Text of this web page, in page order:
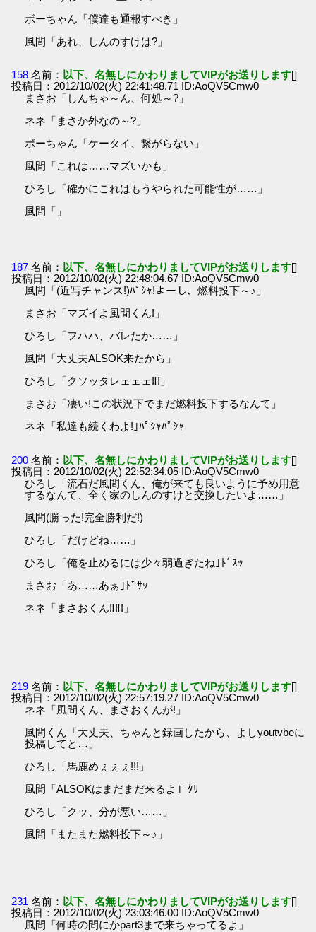
ボーちゃん「僕達も通報すべき」
風間「あれ、しんのすけは?」
158 名前： 以下、名無しにかわりましてVIPがお送りします[]
投稿日：2012/10/02(火) 22:41:48.71 ID:AoQV5Cmw0
まさお「しんちゃ～ん、何処～?」
ネネ「まさか外なの～?」
ボーちゃん「ケータイ、繋がらない」
風間「これは……マズいかも」
ひろし「確かにこれはもうやられた可能性が……」
風間「」
187 名前： 以下、名無しにかわりましてVIPがお送りします[]
投稿日：2012/10/02(火) 22:48:04.67 ID:AoQV5Cmw0
風間「(近写チャンス!)ﾊﾟｼｬ!よーし、燃料投下～♪」
まさお「マズイよ風間くん!」
ひろし「フハハ、バレたか……」
風間「大丈夫ALSOK来たから」
ひろし「クソッタレェェェ‼!」
まさお「凄い!この状況下でまだ燃料投下するなんて」
ネネ「私達も続くわよ!｣ﾊﾟｼｬﾊﾟｼｬ
200 名前： 以下、名無しにかわりましてVIPがお送りします[]
投稿日：2012/10/02(火) 22:52:34.05 ID:AoQV5Cmw0
ひろし「流石だ風間くん、俺が来ても良いように予め用意
するなんて、全く家のしんのすけと交換したいよ……」
風間(勝った!完全勝利だ!)
ひろし「だけどね……」
ひろし「俺を止めるには少々弱過ぎたね｣ﾄﾞｽｯ
まさお「あ……あぁ｣ﾄﾞｻｯ
ネネ「まさおくん‼‼!」
219 名前： 以下、名無しにかわりましてVIPがお送りします[]
投稿日：2012/10/02(火) 22:57:19.27 ID:AoQV5Cmw0
ネネ「風間くん、まさおくんが!」
風間くん「大丈夫、ちゃんと録画したから、よしyoutvbeに
投稿してと…」
ひろし「馬鹿めぇぇぇ!!!」
風間「ALSOKはまだまだ来るよ｣ﾆﾀﾘ
ひろし「クッ、分が悪い……」
風間「またまた燃料投下～♪」
231 名前： 以下、名無しにかわりましてVIPがお送りします[]
投稿日：2012/10/02(火) 23:03:46.00 ID:AoQV5Cmw0
風間「何時の間にかpart3まで来ちゃってるよ」